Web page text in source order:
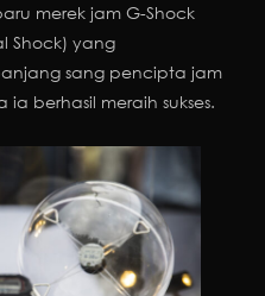
merek jam G-Shock
Shock) yang
sang pencipta jam
berhasil meraih sukses.